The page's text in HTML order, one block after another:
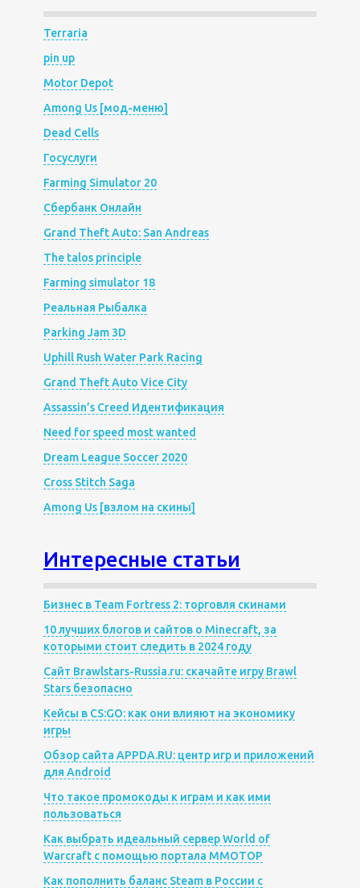
Terraria
pin up
Motor Depot
Among Us [мод-меню]
Dead Cells
Госуслуги
Farming Simulator 20
Сбербанк Онлайн
Grand Theft Auto: San Andreas
The talos principle
Farming simulator 18
Реальная Рыбалка
Parking Jam 3D
Uphill Rush Water Park Racing
Grand Theft Auto Vice City
Assassin’s Creed Идентификация
Need for speed most wanted
Dream League Soccer 2020
Cross Stitch Saga
Among Us [взлом на скины]
Интересные статьи
Бизнес в Team Fortress 2: торговля скинами
10 лучших блогов и сайтов о Minecraft, за
которыми стоит следить в 2024 году
Сайт Brawlstars-Russia.ru: скачайте игру Brawl
Stars безопасно
Кейсы в CS:GO: как они влияют на экономику
игры
Обзор сайта APPDA.RU: центр игр и приложений
для Android
Что такое промокоды к играм и как ими
пользоваться
Как выбрать идеальный сервер World of
Warcraft с помощью портала MMOTOP
Как пополнить баланс Steam в России с